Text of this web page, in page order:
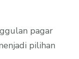
pagar
pilihan